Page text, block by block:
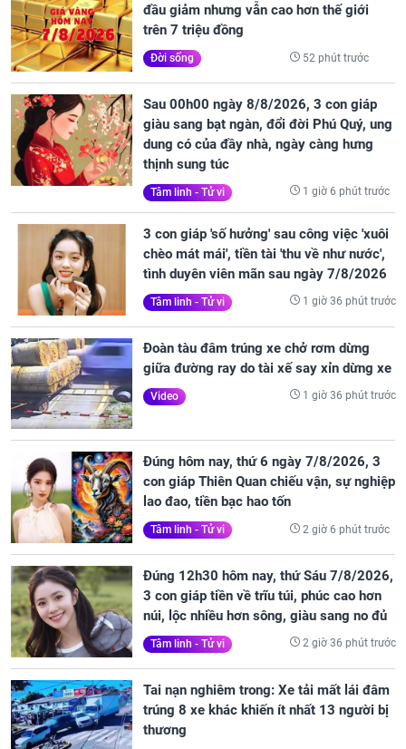
đầu giảm nhưng vẫn cao hơn thế giới
trên 7 triệu đồng
Đời sống 52 phút trước
Sau 00h00 ngày 8/8/2026, 3 con giáp
giàu sang bạt ngàn, đổi đời Phú Quý, ung
dung có của đầy nhà, ngày càng hưng
thịnh sung túc
Tâm linh - Tử vi 1 giờ 6 phút trước
3 con giáp 'số hưởng' sau công việc 'xuôi
chèo mát mái', tiền tài 'thu về như nước',
tình duyên viên mãn sau ngày 7/8/2026
Tâm linh - Tử vi 1 giờ 36 phút trước
Đoàn tàu đâm trúng xe chở rơm dừng
giữa đường ray do tài xế say xỉn dừng xe
Video 1 giờ 36 phút trước
Đúng hôm nay, thứ 6 ngày 7/8/2026, 3
con giáp Thiên Quan chiếu vận, sự nghiệp
lao đao, tiền bạc hao tốn
Tâm linh - Tử vi 2 giờ 6 phút trước
Đúng 12h30 hôm nay, thứ Sáu 7/8/2026,
3 con giáp tiền về trĩu túi, phúc cao hơn
núi, lộc nhiều hơn sông, giàu sang no đủ
Tâm linh - Tử vi 2 giờ 36 phút trước
Tai nạn nghiêm trong: Xe tải mất lái đâm
trúng 8 xe khác khiến ít nhất 13 người bị
thương